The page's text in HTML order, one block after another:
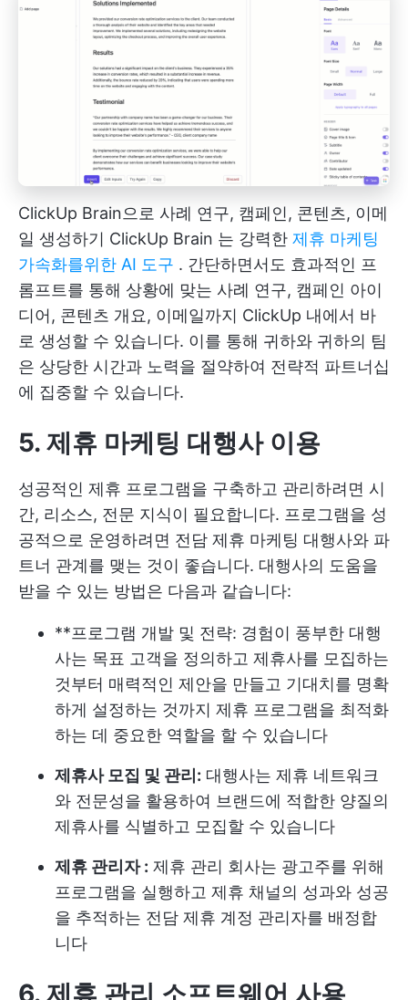
ClickUp Brain으로 사례 연구, 캠페인, 콘텐츠, 이메
일 생성하기 ClickUp Brain 는 강력한 제휴 마케팅
가속화를위한 AI 도구 . 간단하면서도 효과적인 프
롬프트를 통해 상황에 맞는 사례 연구, 캠페인 아이
디어, 콘텐츠 개요, 이메일까지 ClickUp 내에서 바
로 생성할 수 있습니다. 이를 통해 귀하와 귀하의 팀
은 상당한 시간과 노력을 절약하여 전략적 파트너십
에 집중할 수 있습니다.
5. 제휴 마케팅 대행사 이용
성공적인 제휴 프로그램을 구축하고 관리하려면 시
간, 리소스, 전문 지식이 필요합니다. 프로그램을 성
공적으로 운영하려면 전담 제휴 마케팅 대행사와 파
트너 관계를 맺는 것이 좋습니다. 대행사의 도움을
받을 수 있는 방법은 다음과 같습니다:
**프로그램 개발 및 전략: 경험이 풍부한 대행
사는 목표 고객을 정의하고 제휴사를 모집하는
것부터 매력적인 제안을 만들고 기대치를 명확
하게 설정하는 것까지 제휴 프로그램을 최적화
하는 데 중요한 역할을 할 수 있습니다
제휴사 모집 및 관리: 대행사는 제휴 네트워크
와 전문성을 활용하여 브랜드에 적합한 양질의
제휴사를 식별하고 모집할 수 있습니다
제휴 관리자 : 제휴 관리 회사는 광고주를 위해
프로그램을 실행하고 제휴 채널의 성과와 성공
을 추적하는 전담 제휴 계정 관리자를 배정합
니다